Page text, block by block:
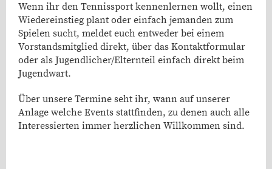
Wenn ihr den Tennissport kennenlernen wollt, einen
Wiedereinstieg plant oder einfach jemanden zum
Spielen sucht, meldet euch entweder bei einem
Vorstandsmitglied direkt, über das Kontaktformular
oder als Jugendlicher/Elternteil einfach direkt beim
Jugendwart.
Über unsere Termine seht ihr, wann auf unserer
Anlage welche Events stattfinden, zu denen auch alle
Interessierten immer herzlichen Willkommen sind.